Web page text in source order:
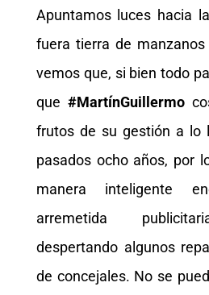
Apuntamos luces hacia
fuera tierra de
vemos que, si bien todo
que #MartínGuillermo
frutos de su gestión a lo
pasados ocho años, por
manera inteligente
arremetida
despertando algunos
de concejales. No se